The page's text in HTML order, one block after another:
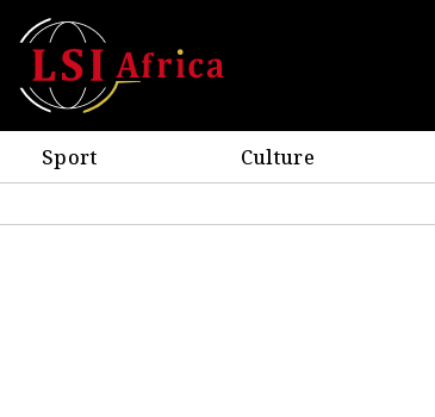
Sport Culture